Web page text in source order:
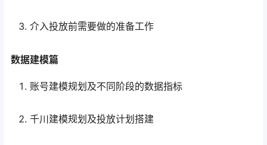
介入投放前需要做的准备工作
数据建模篇
账号建模规划及不同阶段的数据指标
千川建模规划及投放计划搭建